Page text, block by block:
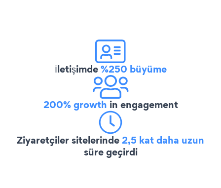
İletişimde%250 büyüme
200% growth in engagement
Ziyaretçiler sitelerinde2,5 kat daha uzun
süre geçirdi